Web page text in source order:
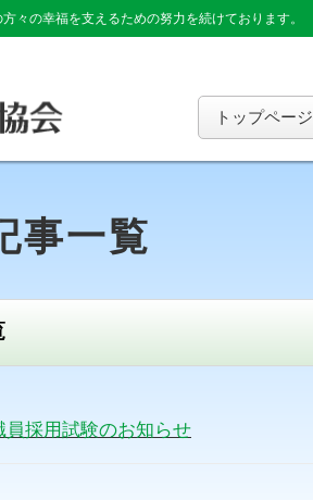
々の幸福を支えるための努力を続けております。
トップページ
事一覧
採用試験のお知らせ